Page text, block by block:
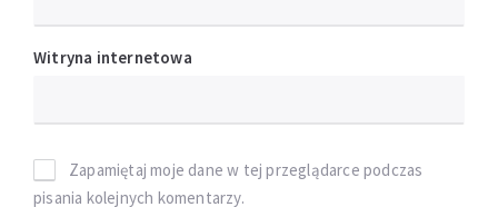
Witryna internetowa
Zapamiętaj moje dane w tej przeglądarce podczas
pisania kolejnych komentarzy.